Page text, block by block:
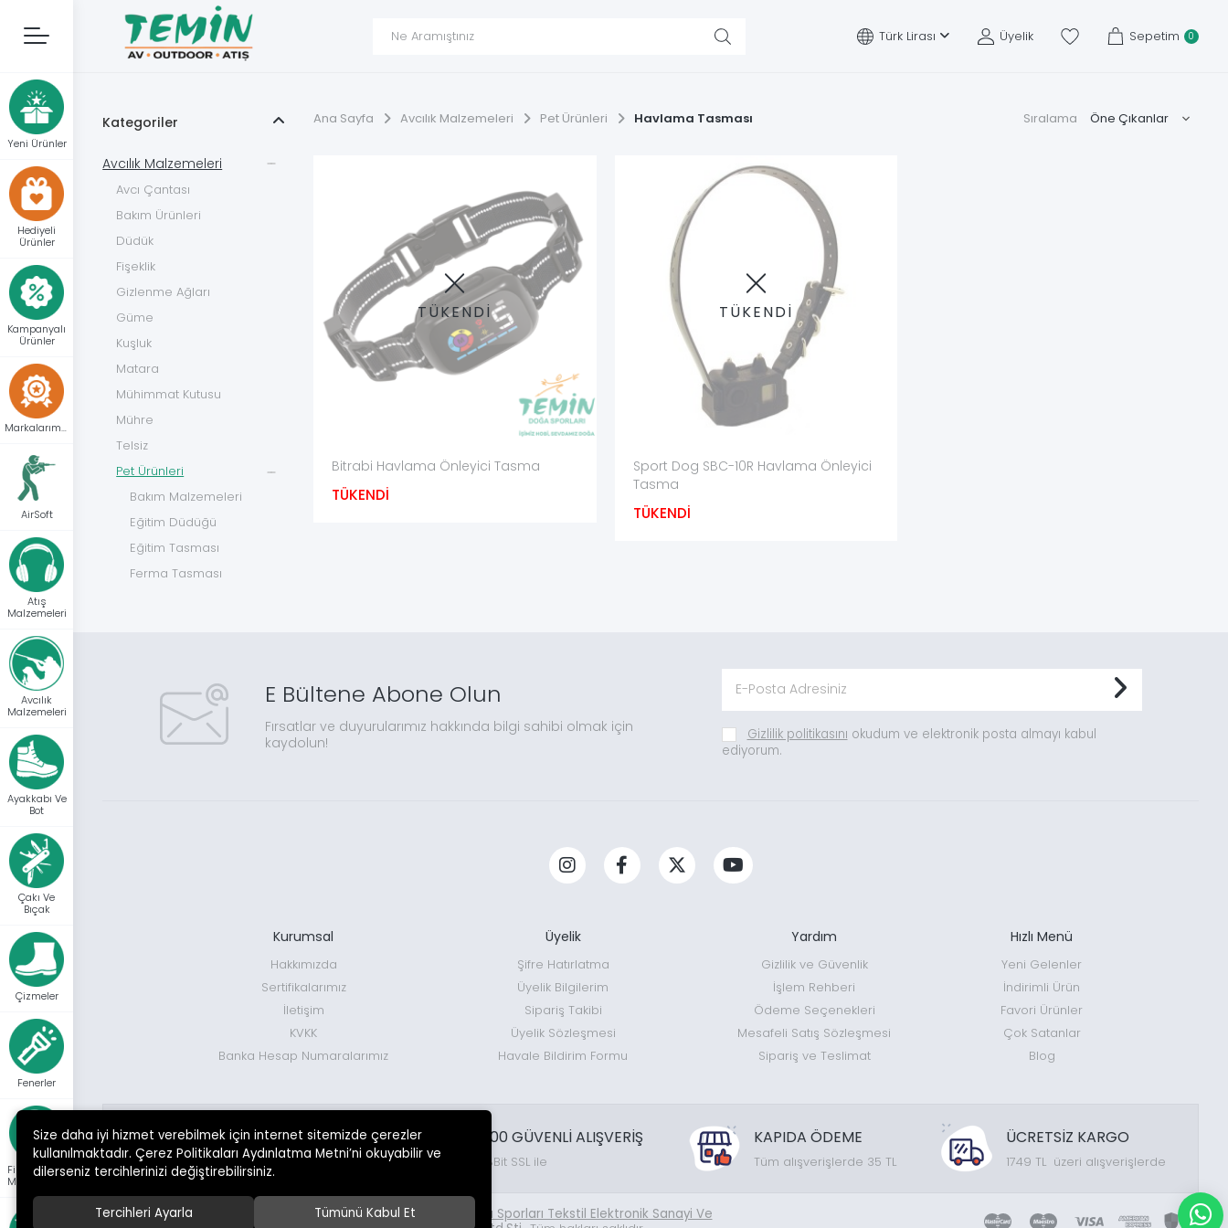
Türk Lirası Üyelik Sepetim 0
Yeni Ürünler
Hediyeli
Ürünler
Kampanyalı
Ürünler
AirSoft
Atış
Malzemeleri
Avcılık
Malzemeleri
Ayakkabı Ve
Bot
Çakı Ve
Bıçak
Çizmeler
Fenerler
Fişek Dolum
Malzemeleri
Kategoriler
Avcılık Malzemeleri
Avcı Çantası
Bakım Ürünleri
Düdük
Fişeklik
Gizlenme Ağları
Güme
Kuşluk
Matara
Mühimmat Kutusu
Mühre
Telsiz
Pet Ürünleri
Bakım Malzemeleri
Eğitim Düdüğü
Eğitim Tasması
Ferma Tasması
Balıkçılık & Deniz
Tabanca Ekipmanları
Tüfek Ekipmanları
Bitrabi(1)
Ana Sayfa Avcılık Malzemeleri Pet Ürünleri Havlama Tasması Sıralama
TÜKENDİ
Bitrabi Havlama Önleyici Tasma
TÜKENDİ
TÜKENDİ
Sport Dog SBC-10R Havlama Önleyici
Tasma
TÜKENDİ
E Bültene Abone Olun
Fırsatlar ve duyurularımız hakkında bilgi sahibi olmak için
kaydolun!
Gizlilik politikasını okudum ve elektronik posta almayı kabul
ediyorum.
Kurumsal
Hakkımızda
Sertifikalarımız
İletişim
KVKK
Banka Hesap Numaralarımız
Üyelik
Şifre Hatırlatma
Üyelik Bilgilerim
Sipariş Takibi
Üyelik Sözleşmesi
Havale Bildirim Formu
Yardım
Gizlilik ve Güvenlik
İşlem Rehberi
Ödeme Seçenekleri
Mesafeli Satış Sözleşmesi
Sipariş ve Teslimat
Hızlı Menü
Yeni Gelenler
İndirimli Ürün
Favori Ürünler
Çok Satanlar
Blog
MÜŞTERİ DESTEK HATTI
0 552 713 38 38
%100 GÜVENLİ ALIŞVERİŞ
128Bit SSL ile
KAPIDA ÖDEME
Tüm alışverişlerde 35 TL
ÜCRETSİZ KARGO
1749 TL üzeri alışverişlerde
© 2026
Temin Doğa Sporları Tekstil Elektronik Sanayi Ve
Size daha iyi hizmet verebilmek için internet sitemizde çerezler
kullanılmaktadır. Çerez Politikaları Aydınlatma Metni’ni okuyabilir ve
dilerseniz tercihlerinizi değiştirebilirsiniz.
Tercihleri Ayarla Tümünü Kabul Et